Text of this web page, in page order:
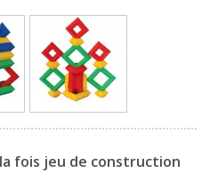
fois jeu de construction